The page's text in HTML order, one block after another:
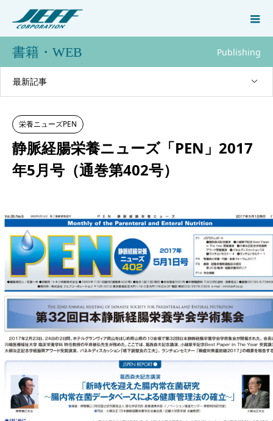
書籍・WEB Publishing
最新記事
栄養ニューズPEN
静脈経腸栄養ニューズ「PEN」2017
年5月号（通巻第402号）